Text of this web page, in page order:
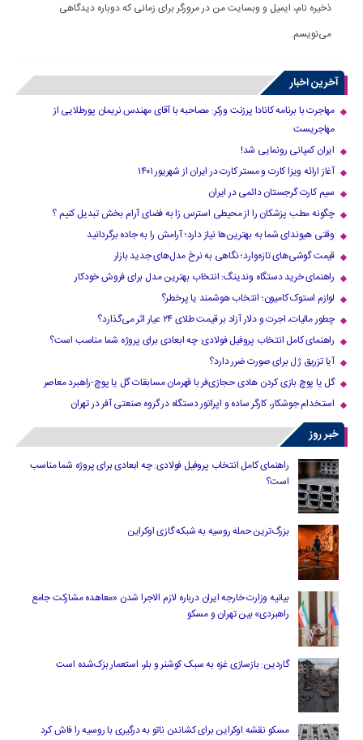
ذخیره نام، ایمیل و وبسایت من در مرورگر برای زمانی که دوباره دیدگاهی
می‌نویسم.
آخرین اخبار
مهاجرت با برنامه کانادا پرزنت ورکر: مصاحبه با آقای مهندس نریمان پورطلایی از
مهاجریست
ایران کمپانی رونمایی شد!
آغاز ارائه ویزا کارت و مستر کارت در ایران از شهریور ۱۴۰۱
سیم کارت گرجستان دائمی در ایران
چگونه مطب پزشکان را از محیطی استرس زا به فضای آرام بخش تبدیل کنیم ؟
وقتی هیوندای شما به بهترین‌ها نیاز دارد؛ آرامش را به جاده برگردانید
قیمت گوشی‌های تازه‌وارد؛ نگاهی به نرخ مدل‌های جدید بازار
راهنمای خرید دستگاه وندینگ: انتخاب بهترین مدل برای فروش خودکار
لوازم استوک کامیون؛ انتخاب هوشمند یا پرخطر؟
چطور مالیات، اجرت و دلار آزاد بر قیمت طلای ۲۴ عیار اثر می‌گذارد؟
راهنمای کامل انتخاب پروفیل فولادی: چه ابعادی برای پروژه شما مناسب است؟
آیا تزریق ژل برای صورت ضرر دارد​؟
گل یا پوچ بازی کردن هادی حجازی‌فر با قهرمان مسابقات گل یا پوچ-راهبرد معاصر
استخدام جوشکار، کارگر ساده و اپراتور دستگاه در گروه صنعتی آفر در تهران
خبر روز
راهنمای کامل انتخاب پروفیل فولادی: چه ابعادی برای پروژه شما مناسب
است؟
بزرگ‌ترین حمله روسیه به شبکه گازی اوکراین
بیانیه وزارت خارجه ایران درباره لازم‌ الاجرا شدن «معاهده مشارکت جامع
راهبردی» بین تهران و مسکو
گاردین: بازسازی غزه به سبک کوشنر و بلر، استعمار بزک‌شده است
مسکو نقشه اوکراین برای کشاندن ناتو به درگیری با روسیه را فاش کرد